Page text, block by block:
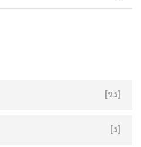
[23]
[3]